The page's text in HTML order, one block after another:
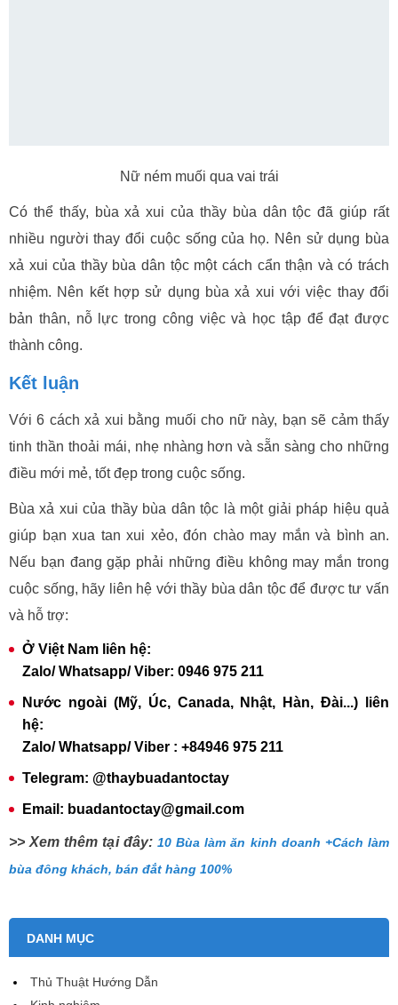
Nữ ném muối qua vai trái
Có thể thấy, bùa xả xui của thầy bùa dân tộc đã giúp rất
nhiều người thay đổi cuộc sống của họ. Nên sử dụng bùa
xả xui của thầy bùa dân tộc một cách cẩn thận và có trách
nhiệm. Nên kết hợp sử dụng bùa xả xui với việc thay đổi
bản thân, nỗ lực trong công việc và học tập để đạt được
thành công.
Kết luận
Với 6 cách xả xui bằng muối cho nữ này, bạn sẽ cảm thấy
tinh thần thoải mái, nhẹ nhàng hơn và sẵn sàng cho những
điều mới mẻ, tốt đẹp trong cuộc sống.
Bùa xả xui của thầy bùa dân tộc là một giải pháp hiệu quả
giúp bạn xua tan xui xẻo, đón chào may mắn và bình an.
Nếu bạn đang gặp phải những điều không may mắn trong
cuộc sống, hãy liên hệ với thầy bùa dân tộc để được tư vấn
và hỗ trợ:
Ở Việt Nam liên hệ:
Zalo/ Whatsapp/ Viber: 0946 975 211
Nước ngoài (Mỹ, Úc, Canada, Nhật, Hàn, Đài...) liên
hệ:
Zalo/ Whatsapp/ Viber : +84946 975 211
Telegram: @thaybuadantoctay
Email: buadantoctay@gmail.com
>> Xem thêm tại đây: 10 Bùa làm ăn kinh doanh +Cách làm
bùa đông khách, bán đắt hàng 100%
DANH MỤC
Thủ Thuật Hướng Dẫn